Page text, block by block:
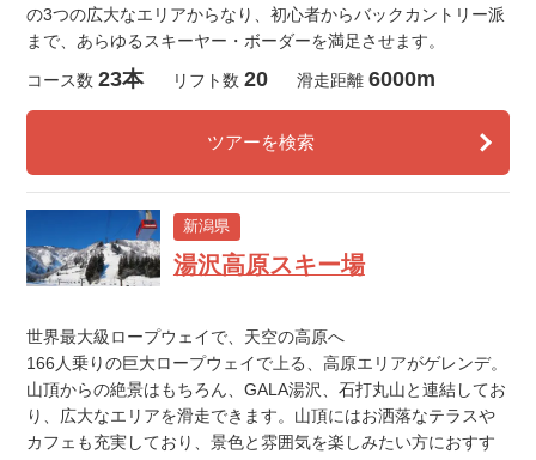
の3つの広大なエリアからなり、初心者からバックカントリー派
まで、あらゆるスキーヤー・ボーダーを満足させます。
コース数 23本 リフト数 20 滑走距離 6000m
ツアーを検索
新潟県
湯沢高原スキー場
世界最大級ロープウェイで、天空の高原へ
166人乗りの巨大ロープウェイで上る、高原エリアがゲレンデ。
山頂からの絶景はもちろん、GALA湯沢、石打丸山と連結してお
り、広大なエリアを滑走できます。山頂にはお洒落なテラスや
カフェも充実しており、景色と雰囲気を楽しみたい方におすす